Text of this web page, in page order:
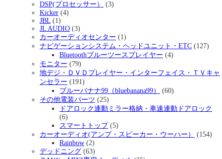
DSP(プロセッサー）
(3)
Kicker (4)
JBL (1)
JL AUDIO (3)
カーオーディオセンター (1)
ナビゲーションシステム・ヘッドユニット・ETC (127)
Bluetoothブルーツースプレイヤー (4)
モニター (79)
地デジ・ＤＶＤプレイヤー・インターフェイス・ＴＶキャ
ンセラー (191)
ブルーバナナ99（bluebanana99）
(60)
その他電装パーツ (25)
ドアロック連動ミラー格納・車速連動ドアロック
(6)
スマートトップ(5)
カーオーディオ(アンプ・スピーカー・ウーハー）
(154)
Rainbow (2)
デッドニング (63)